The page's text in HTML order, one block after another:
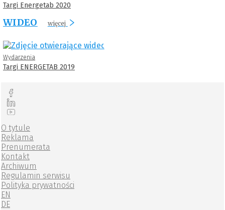
Targi Energetab 2020
WIDEO więcej
Wydarzenia
Targi ENERGETAB 2019
O tytule
Reklama
Prenumerata
Kontakt
Archiwum
Regulamin serwisu
Polityka prywatności
EN
DE